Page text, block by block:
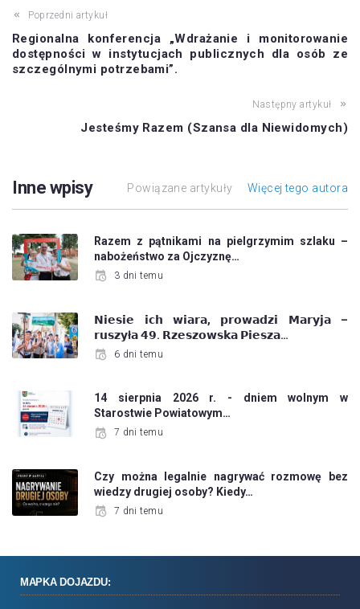
Poprzedni artykuł
Regionalna konferencja „Wdrażanie i monitorowanie
dostępności w instytucjach publicznych dla osób ze
szczególnymi potrzebami”.
Następny artykuł
Jesteśmy Razem (Szansa dla Niewidomych)
Inne wpisy Powiązane artykuły Więcej tego autora
Razem z pątnikami na pielgrzymim szlaku –
nabożeństwo za Ojczyznę…
3 dni temu
𝗡𝗶𝗲𝘀𝗶𝗲 𝗶𝗰𝗵 𝘄𝗶𝗮𝗿𝗮, 𝗽𝗿𝗼𝘄𝗮𝗱𝘇𝗶 𝗠𝗮𝗿𝘆𝗷𝗮 –
𝗿𝘂𝘀𝘇𝘆ł𝗮 𝟰𝟵. 𝗥𝘇𝗲𝘀𝘇𝗼𝘄𝘀𝗸𝗮 𝗣𝗶𝗲𝘀𝘇𝗮…
6 dni temu
14 sierpnia 2026 r. - dniem wolnym w
Starostwie Powiatowym…
7 dni temu
Czy można legalnie nagrywać rozmowę bez
wiedzy drugiej osoby? Kiedy…
7 dni temu
MAPKA DOJAZDU: